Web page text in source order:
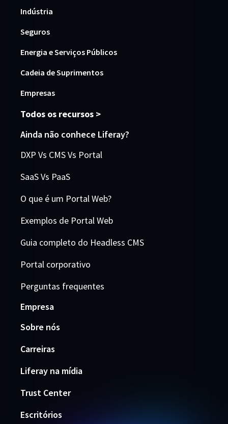
Indústria
Seguros
Energia e Serviços Públicos
Cadeia de Suprimentos
Empresas
Todos os recursos >
Ainda não conhece Liferay?
DXP Vs CMS Vs Portal
SaaS Vs PaaS
O que é um Portal Web?
Exemplos de Portal Web
Guia completo do Headless CMS
Portal corporativo
Perguntas frequentes
Empresa
Sobre nós
Carreiras
Liferay na mídia
Trust Center
Escritórios